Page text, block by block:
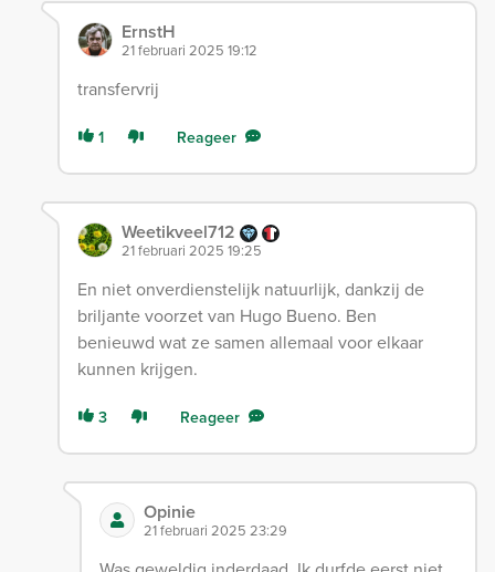
ErnstH
21 februari 2025 19:12
transfervrij
1 Reageer
Weetikveel712
21 februari 2025 19:25
En niet onverdienstelijk natuurlijk, dankzij de
briljante voorzet van Hugo Bueno. Ben
benieuwd wat ze samen allemaal voor elkaar
kunnen krijgen.
3 Reageer
Opinie
21 februari 2025 23:29